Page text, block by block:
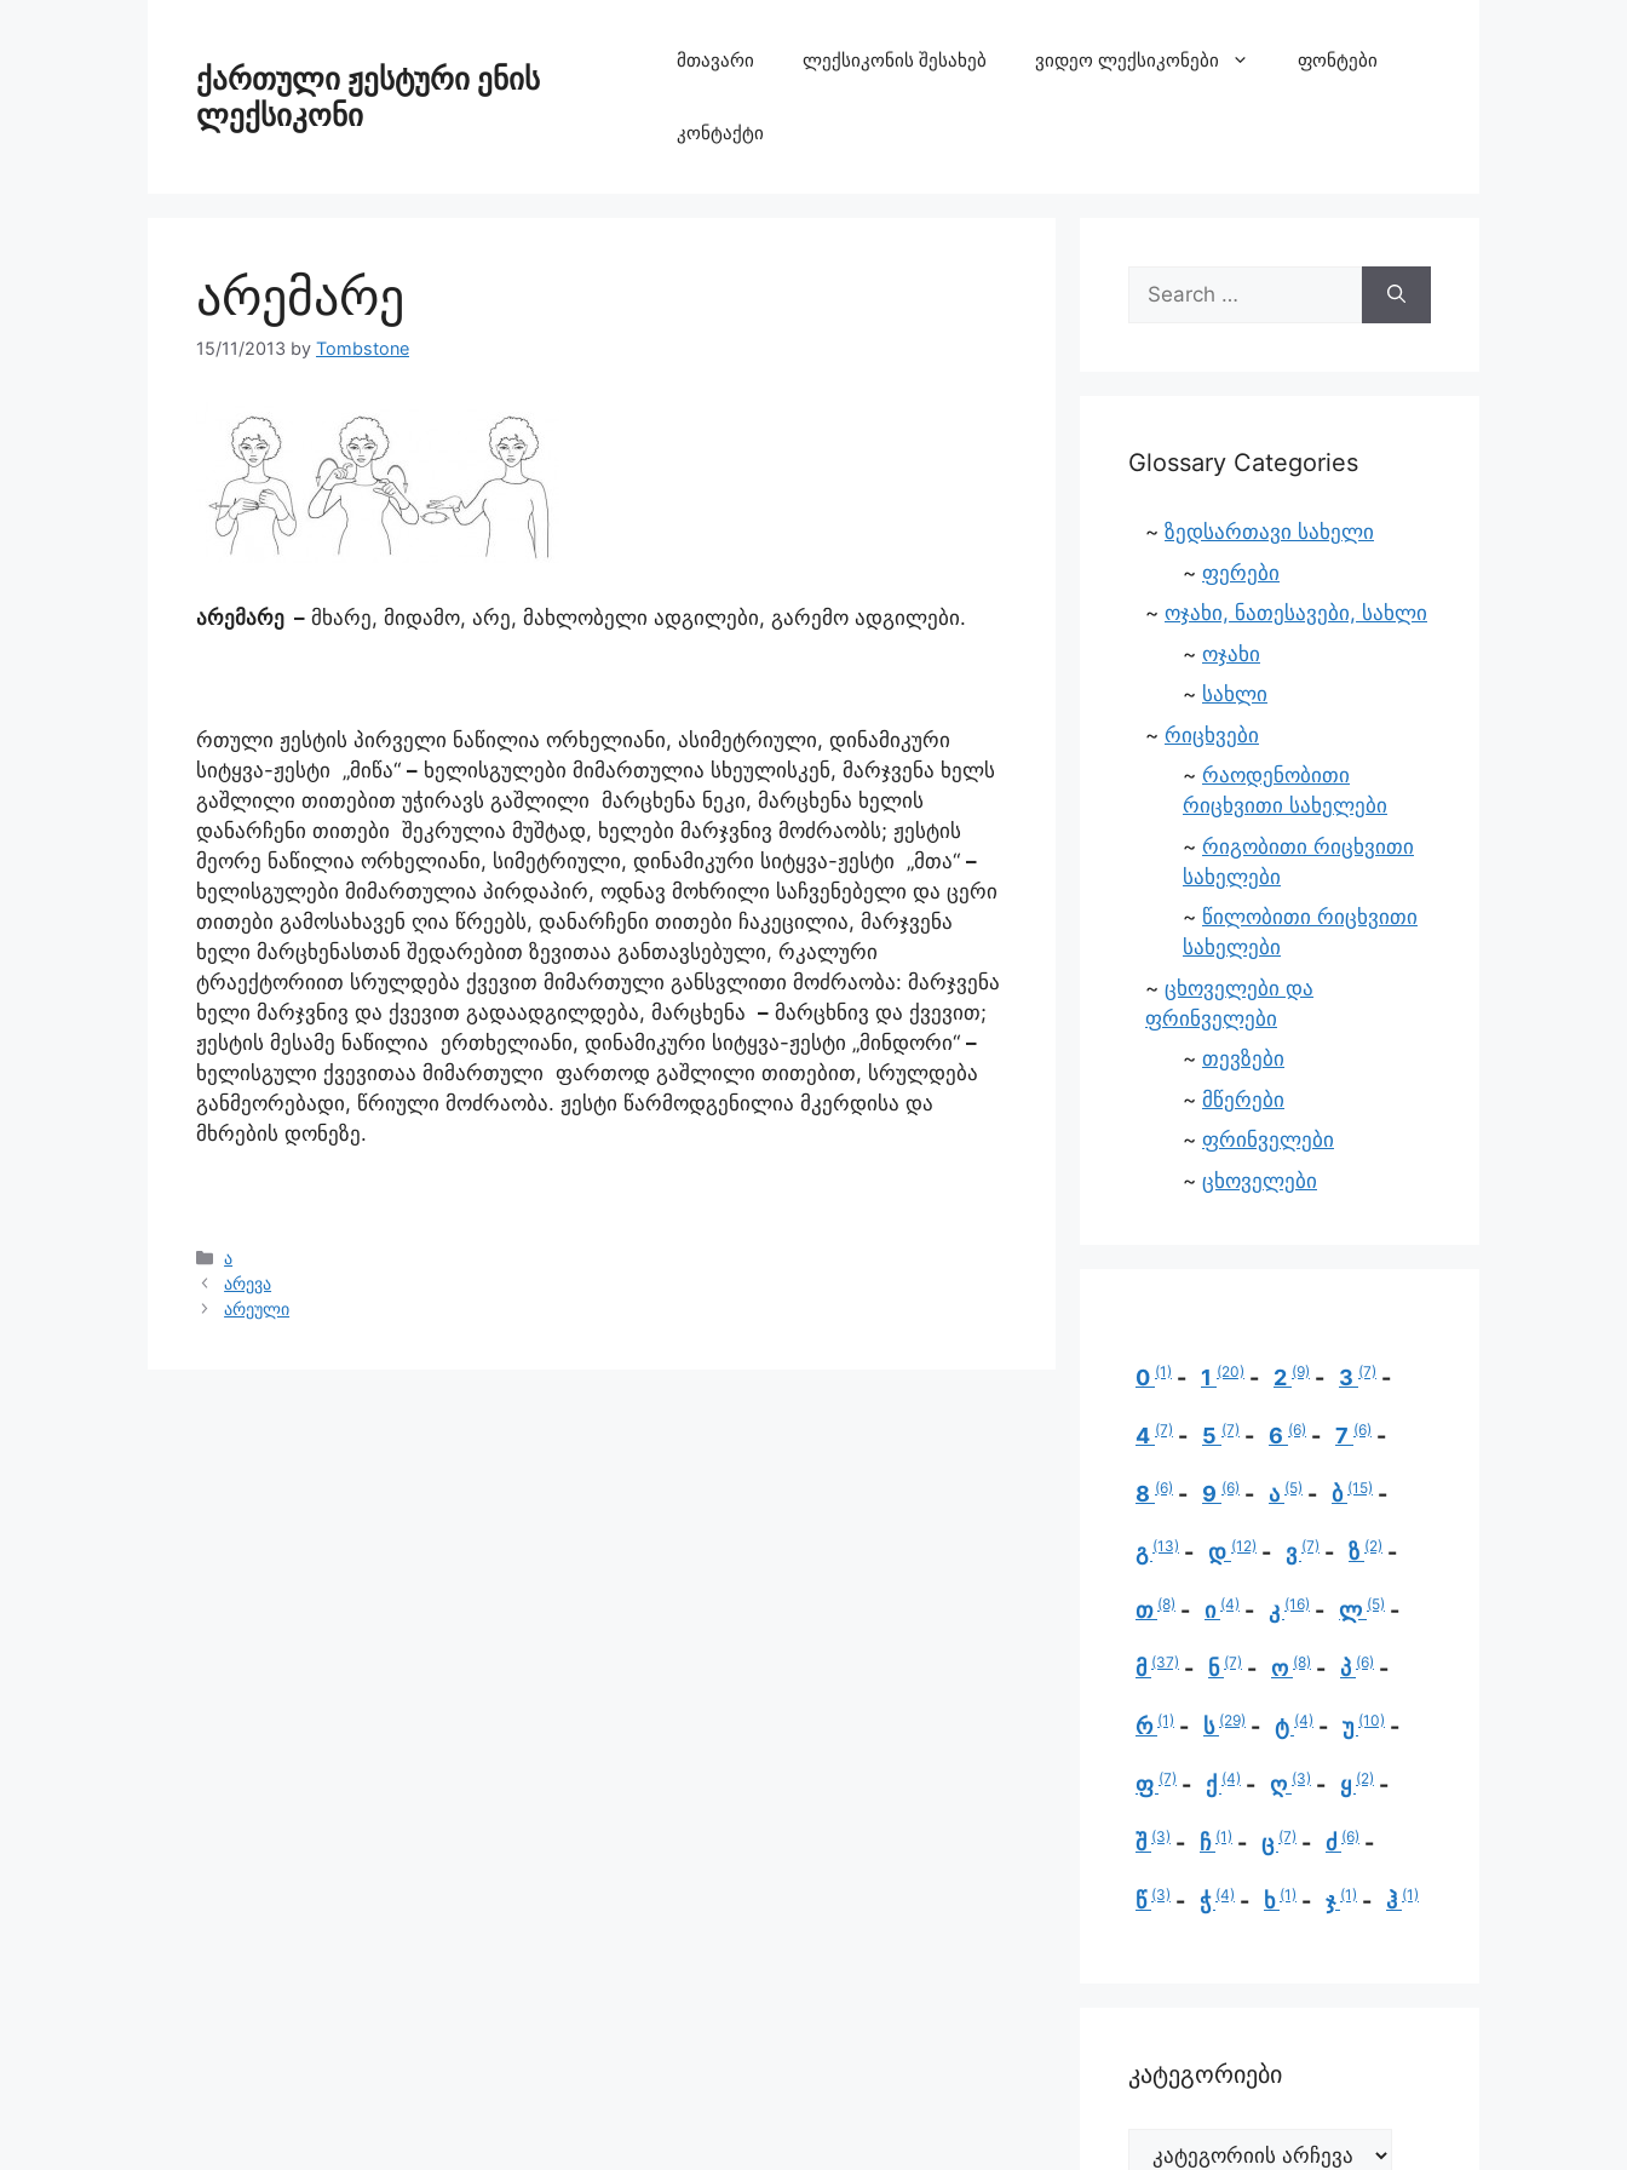
ქართული ჟესტური ენის
ლექსიკონი
მთავარი ლექსიკონის შესახებ ვიდეო ლექსიკონები ფონტები
კონტაქტი
არემარე
15/11/2013 by Tombstone
არემარე – მხარე, მიდამო, არე, მახლობელი ადგილები, გარემო ადგილები.
რთული ჟესტის პირველი ნაწილია ორხელიანი, ასიმეტრიული, დინამიკური
სიტყვა-ჟესტი „მიწა“ – ხელისგულები მიმართულია სხეულისკენ, მარჯვენა ხელს
გაშლილი თითებით უჭირავს გაშლილი მარცხენა ნეკი, მარცხენა ხელის
დანარჩენი თითები შეკრულია მუშტად, ხელები მარჯვნივ მოძრაობს; ჟესტის
მეორე ნაწილია ორხელიანი, სიმეტრიული, დინამიკური სიტყვა-ჟესტი „მთა“ –
ხელისგულები მიმართულია პირდაპირ, ოდნავ მოხრილი საჩვენებელი და ცერი
თითები გამოსახავენ ღია წრეებს, დანარჩენი თითები ჩაკეცილია, მარჯვენა
ხელი მარცხენასთან შედარებით ზევითაა განთავსებული, რკალური
ტრაექტორიით სრულდება ქვევით მიმართული განსვლითი მოძრაობა: მარჯვენა
ხელი მარჯვნივ და ქვევით გადაადგილდება, მარცხენა – მარცხნივ და ქვევით;
ჟესტის მესამე ნაწილია ერთხელიანი, დინამიკური სიტყვა-ჟესტი „მინდორი“ –
ხელისგული ქვევითაა მიმართული ფართოდ გაშლილი თითებით, სრულდება
განმეორებადი, წრიული მოძრაობა. ჟესტი წარმოდგენილია მკერდისა და
მხრების დონეზე.
ა
არევა
არეული
Glossary Categories
ზედსართავი სახელი
ფერები
ოჯახი, ნათესავები, სახლი
ოჯახი
სახლი
რიცხვები
რაოდენობითი
რიცხვითი სახელები
რიგობითი რიცხვითი
სახელები
წილობითი რიცხვითი
სახელები
ცხოველები და
ფრინველები
თევზები
მწერები
ფრინველები
ცხოველები
0 (1) 1 (20) 2 (9) 3 (7)
4 (7) 5 (7) 6 (6) 7 (6)
8 (6) 9 (6) ა (5) ბ (15)
გ (13) დ (12) ვ (7) ზ (2)
თ (8) ი (4) კ (16) ლ (5)
მ (37) ნ (7) ო (8) პ (6)
რ (1) ს (29) ტ (4) უ (10)
ფ (7) ქ (4) ღ (3) ყ (2)
შ (3) ჩ (1) ც (7) ძ (6)
წ (3) ჭ (4) ხ (1) ჯ (1) ჰ (1)
კატეგორიები